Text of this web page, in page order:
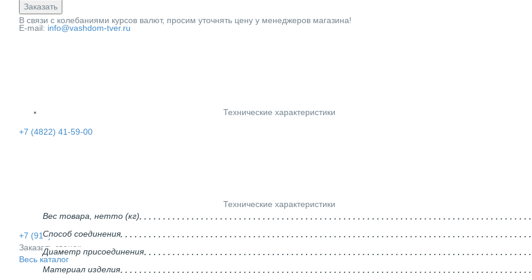
E-mail: info@vashdom-tver.ru
+7 (4822) 41-59-00
+7 (910) 937-42-00
Заказать звонок
Весь каталог
Заказать
В связи с колебаниями курсов валют, просим уточнять цену у менеджеров магазина!
Технические характеристики
Технические характеристики
Вес товара, нетто (кг)
Способ соединения
Диаметр присоединения
Материал изделия